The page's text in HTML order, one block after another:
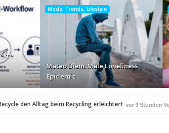
Mode, Trends, Lifestyle
Mateo Diem: Male Loneliness
Epidemic
den Alltag beim Recycling erleichtert vor 9 Stunden